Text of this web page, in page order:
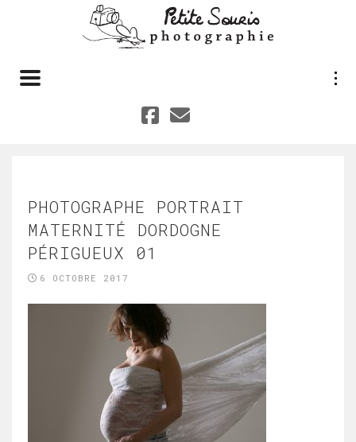
Toggle navigation
PHOTOGRAPHE PORTRAIT
MATERNITÉ DORDOGNE
PÉRIGUEUX 01
6 OCTOBRE 2017